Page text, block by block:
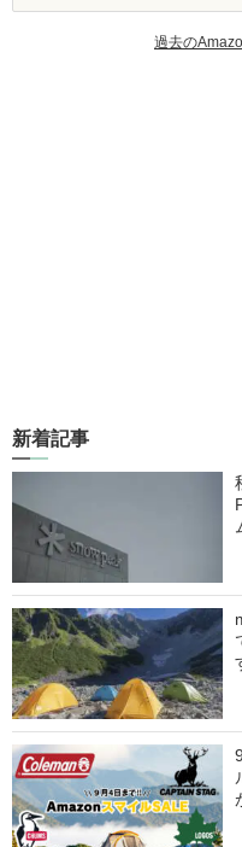
過去の
新着記事